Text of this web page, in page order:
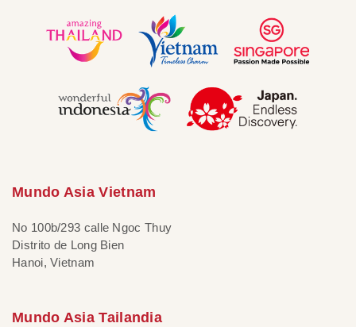
Mundo Asia Vietnam
No 100b/293 calle Ngoc Thuy
Distrito de Long Bien
Hanoi, Vietnam
Mundo Asia Tailandia